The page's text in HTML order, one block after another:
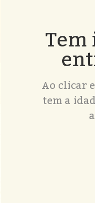
Ao clicar
tem a